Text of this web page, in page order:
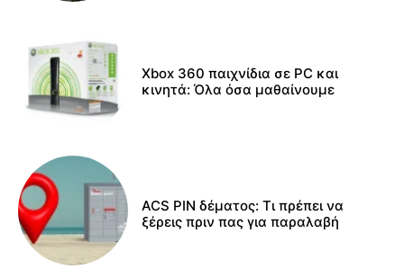
Xbox 360 παιχνίδια σε PC και
κινητά: Όλα όσα μαθαίνουμε
ACS PIN δέματος: Τι πρέπει να
ξέρεις πριν πας για παραλαβή